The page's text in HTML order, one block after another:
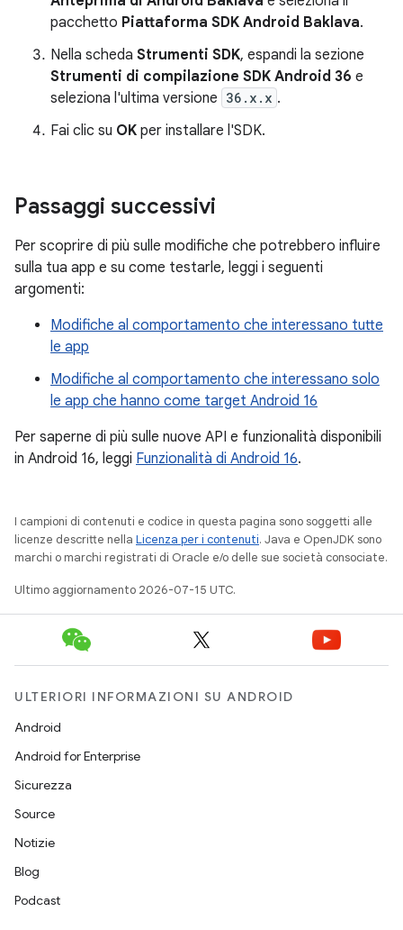
pacchetto Piattaforma SDK Android Baklava.
Nella scheda Strumenti SDK, espandi la sezione
Strumenti di compilazione SDK Android 36 e
seleziona l'ultima versione 36.x.x .
Fai clic su OK per installare l'SDK.
Passaggi successivi
Per scoprire di più sulle modifiche che potrebbero influire
sulla tua app e su come testarle, leggi i seguenti
argomenti:
Modifiche al comportamento che interessano tutte
le app
Modifiche al comportamento che interessano solo
le app che hanno come target Android 16
Per saperne di più sulle nuove API e funzionalità disponibili
in Android 16, leggi Funzionalità di Android 16.
I campioni di contenuti e codice in questa pagina sono soggetti alle
licenze descritte nella Licenza per i contenuti. Java e OpenJDK sono
marchi o marchi registrati di Oracle e/o delle sue società consociate.
Ultimo aggiornamento 2026-07-15 UTC.
ULTERIORI INFORMAZIONI SU ANDROID
Android
Android for Enterprise
Sicurezza
Source
Notizie
Blog
Podcast